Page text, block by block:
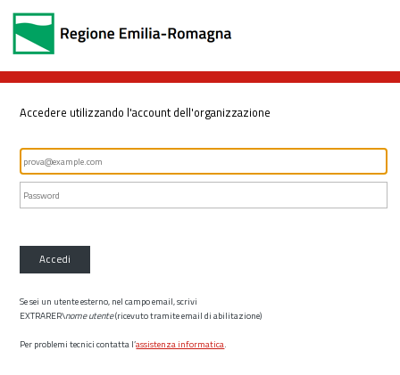
Accedere utilizzando l'account dell'organizzazione
Accedi
Se sei un utente esterno, nel campo email, scrivi
EXTRARER\nome utente(ricevuto tramite email di abilitazione)
Per problemi tecnici contatta l’assistenza informatica.